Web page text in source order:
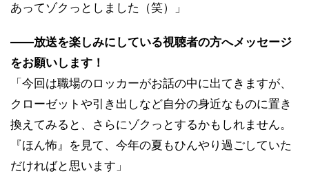
あってゾクっとしました（笑）」
――放送を楽しみにしている視聴者の方へメッセージ
をお願いします！
「今回は職場のロッカーがお話の中に出てきますが、
クローゼットや引き出しなど自分の身近なものに置き
換えてみると、さらにゾクっとするかもしれません。
『ほん怖』を見て、今年の夏もひんやり過ごしていた
だければと思います」